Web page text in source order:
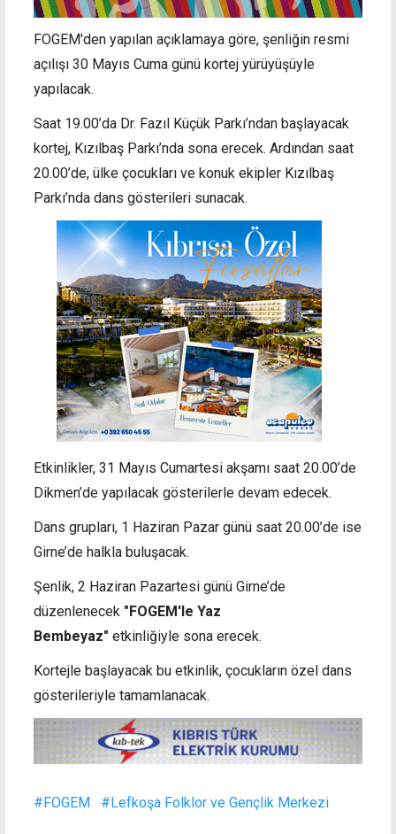
FOGEM'den yapılan açıklamaya göre, şenliğin resmi
açılışı 30 Mayıs Cuma günü kortej yürüyüşüyle
yapılacak.
Saat 19.00’da Dr. Fazıl Küçük Parkı’ndan başlayacak
kortej, Kızılbaş Parkı’nda sona erecek. Ardından saat
20.00’de, ülke çocukları ve konuk ekipler Kızılbaş
Parkı’nda dans gösterileri sunacak.
Etkinlikler, 31 Mayıs Cumartesi akşamı saat 20.00’de
Dikmen’de yapılacak gösterilerle devam edecek.
Dans grupları, 1 Haziran Pazar günü saat 20.00’de ise
Girne’de halkla buluşacak.
Şenlik, 2 Haziran Pazartesi günü Girne’de
düzenlenecek "FOGEM'le Yaz
Bembeyaz" etkinliğiyle sona erecek.
Kortejle başlayacak bu etkinlik, çocukların özel dans
gösterileriyle tamamlanacak.
#FOGEM #Lefkoşa Folklor ve Gençlik Merkezi